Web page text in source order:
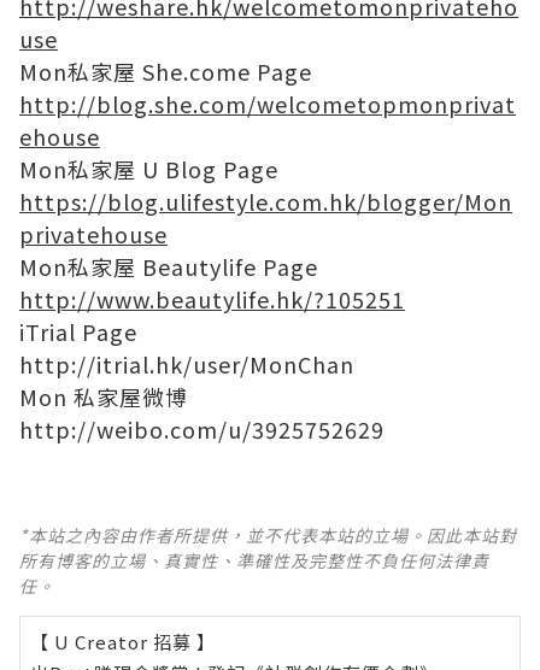
use
Mon私家屋 She.come Page
http://blog.she.com/welcometopmonprivat
ehouse
Mon私家屋 U Blog Page
https://blog.ulifestyle.com.hk/blogger/Mon
privatehouse
Mon私家屋 Beautylife Page
http://www.beautylife.hk/?105251
iTrial Page
http://itrial.hk/user/MonChan
Mon 私家屋微博
http://weibo.com/u/3925752629
*本站之內容由作者所提供，並不代表本站的立場。因此本站對
所有博客的立場、真實性、準確性及完整性不負任何法律責
任。
【 U Creator 招募 】